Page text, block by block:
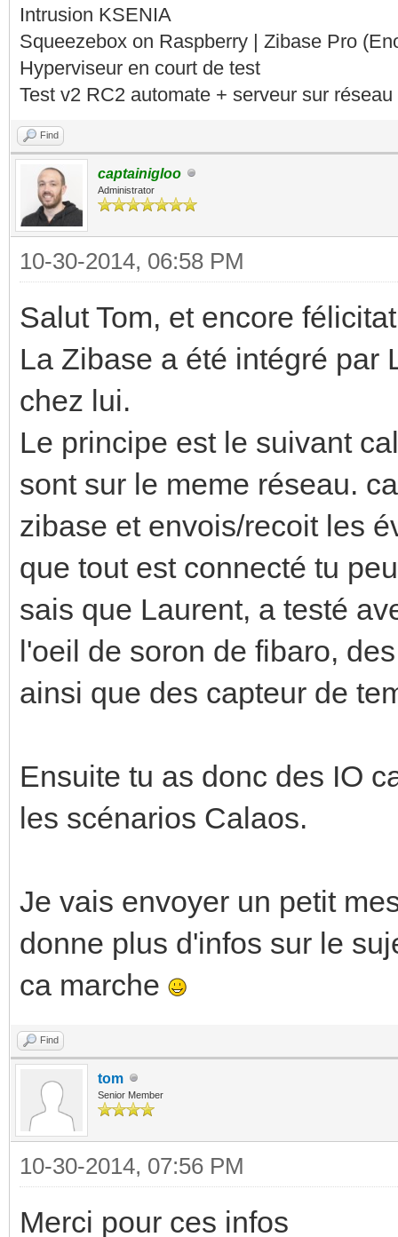
Intrusion KSENIA
Squeezebox on Raspberry | Zibase Pro
Hyperviseur en court de test
Test v2 RC2 automate + serveur sur
Find
captainigloo
Administrator
10-30-2014, 06:58 PM
Salut Tom, et encore
La Zibase a été intégré par
chez lui.
Le principe est le suivant
sont sur le meme réseau.
zibase et envois/recoit les
que tout est connecté tu
sais que Laurent, a testé
l'oeil de soron de fibaro,
ainsi que des capteur de
Ensuite tu as donc des IO
les scénarios Calaos.
Je vais envoyer un petit
donne plus d'infos sur le
ca marche
Find
tom
Senior Member
10-30-2014, 07:56 PM
Merci pour ces infos